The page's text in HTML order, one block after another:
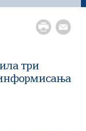
три
информисања